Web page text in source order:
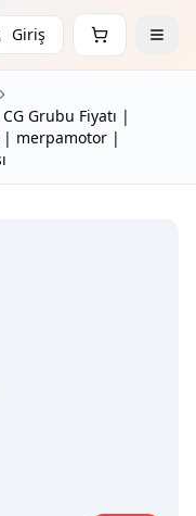
Giriş
Grubu Fiyatı |
| merpamotor |